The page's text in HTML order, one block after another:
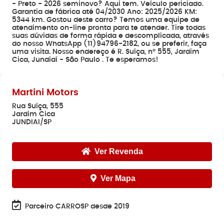
- Preto - 2026 seminovo? Aqui tem. Veículo periciado.
Garantia de fábrica até 04/2030 Ano: 2025/2026 KM:
5344 km. Gostou deste carro? Temos uma equipe de
atendimento on-line pronta para te atender. Tire todas
suas dúvidas de forma rápida e descomplicada, através
do nosso WhatsApp (11)94796-2182, ou se preferir, faça
uma visita. Nosso endereço é R. Suíça, nº 555, Jardim
Cica, Jundiaí - São Paulo . Te esperamos!
Martini Motors
Rua Suíça, 555
Jardim Cica
JUNDIAI/SP
Ver Revenda
Ver Mapa
Parceiro CARROSP desde 2019